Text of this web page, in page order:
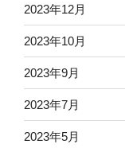
2023年12月
2023年10月
2023年9月
2023年7月
2023年5月